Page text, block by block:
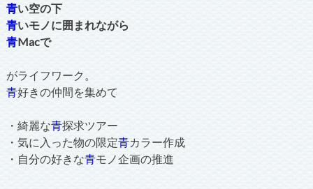
青い空の下
青いモノに囲まれながら
青Macで
がライフワーク。
青好きの仲間を集めて
・綺麗な青探求ツアー
・気に入った物の限定青カラー作成
・自分の好きな青モノ企画の推進